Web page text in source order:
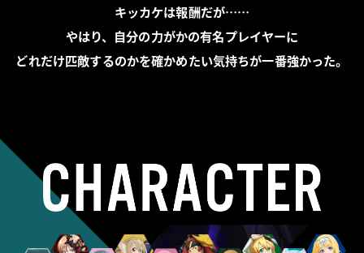
キッカケは報酬だが……
やはり、自分の力がかの有名プレイヤーに
どれだけ匹敵するのかを確かめたい気持ちが一番強かった。